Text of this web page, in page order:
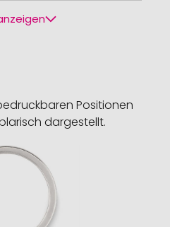
Positionen
dargestellt.